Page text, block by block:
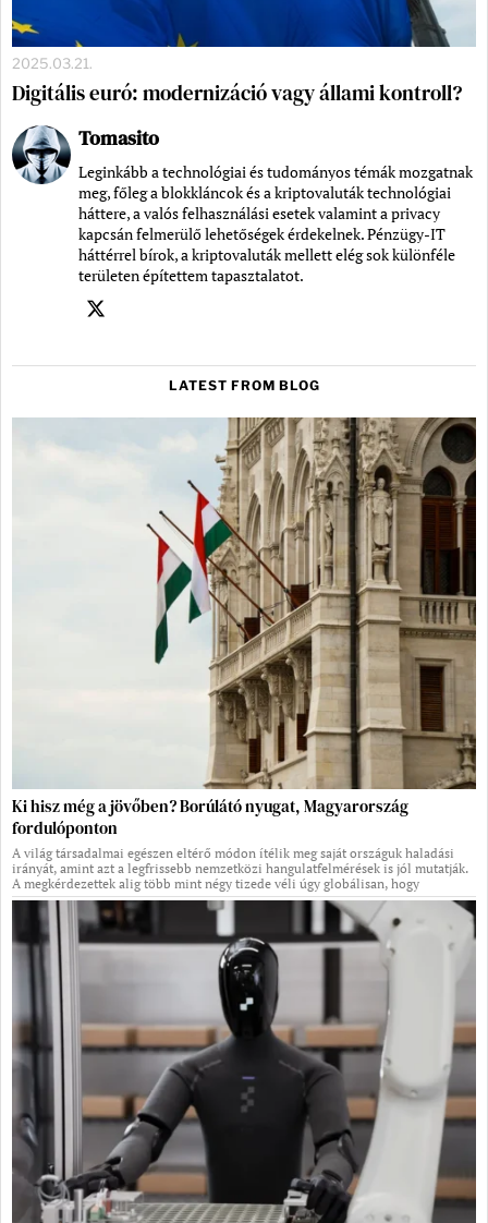
2025.03.21.
Digitális euró: modernizáció vagy állami kontroll?
Tomasito
Leginkább a technológiai és tudományos témák mozgatnak
meg, főleg a blokkláncok és a kriptovaluták technológiai
háttere, a valós felhasználási esetek valamint a privacy
kapcsán felmerülő lehetőségek érdekelnek. Pénzügy-IT
háttérrel bírok, a kriptovaluták mellett elég sok különféle
területen építettem tapasztalatot.
LATEST FROM BLOG
Ki hisz még a jövőben? Borúlátó nyugat, Magyarország
fordulóponton
A világ társadalmai egészen eltérő módon ítélik meg saját országuk haladási
irányát, amint azt a legfrissebb nemzetközi hangulatfelmérések is jól mutatják.
A megkérdezettek alig több mint négy tizede véli úgy globálisan, hogy